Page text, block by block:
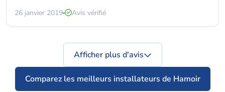
26 janvier 2019 Avis vérifié
Comparez les meilleurs installateurs de Hamoir
Afficher plus d'avis